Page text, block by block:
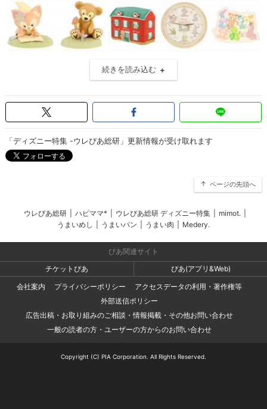
続きを読み込む
「ディズニー特集 -ウレぴあ総研」更新情報が受け取れます
ページの先頭へ
ウレぴあ総研 ハピママ* ウレぴあ総研 ディズニー特集 mimot.
うまいめし
うまいパン うまい肉 Medery.
ぴあ関連サイト
チケットぴあ
ぴあ(アプリ&Web)
会社案内
プライバシーポリシー
アクセスデータの利用・著作権等
外部送信ポリシー
広告出稿・お取り組みのご相談・情報掲載・その他お問い合わせ
一般の読者の方・ユーザーの方からのお問い合わせ
Copyright (C) PIA Corporation. All Rights Reserved.